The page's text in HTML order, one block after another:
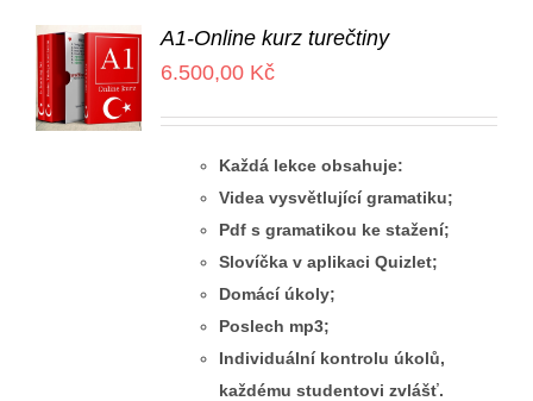
PŘIDAT
A1-Online kurz turečtiny
6.500,00 Kč
Každá lekce obsahuje:
Videa vysvětlující gramatiku;
Pdf s gramatikou ke stažení;
Slovíčka v aplikaci Quizlet;
Domácí úkoly;
Poslech mp3;
Individuální kontrolu úkolů,
každému studentovi zvlášť.